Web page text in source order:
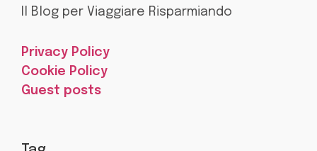
Il Blog per Viaggiare Risparmiando
Privacy Policy
Cookie Policy
Guest posts